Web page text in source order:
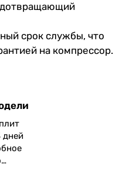
срок службы, что
на компрессор.
дней